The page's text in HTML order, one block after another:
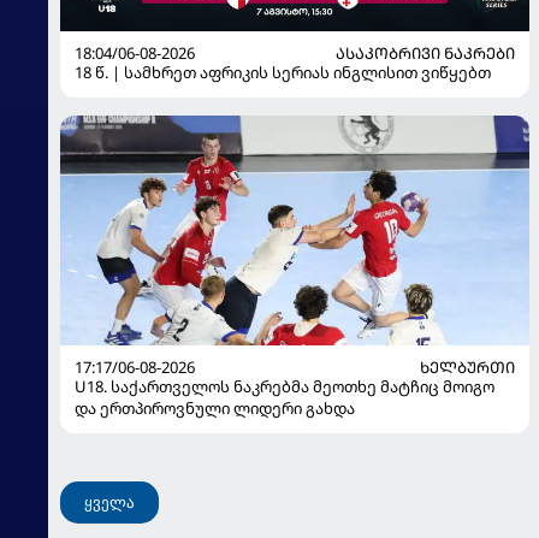
18:04/06-08-2026
ᲐᲡᲐᲙᲝᲑᲠᲘᲕᲘ ᲜᲐᲙᲠᲔᲑᲘ
18 წ. | სამხრეთ აფრიკის სერიას ინგლისით ვიწყებთ
17:17/06-08-2026
ᲮᲔᲚᲑᲣᲠᲗᲘ
U18. საქართველოს ნაკრებმა მეოთხე მატჩიც მოიგო
და ერთპიროვნული ლიდერი გახდა
ყველა